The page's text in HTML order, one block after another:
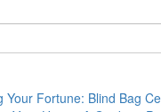
Your Fortune: Blind Bag